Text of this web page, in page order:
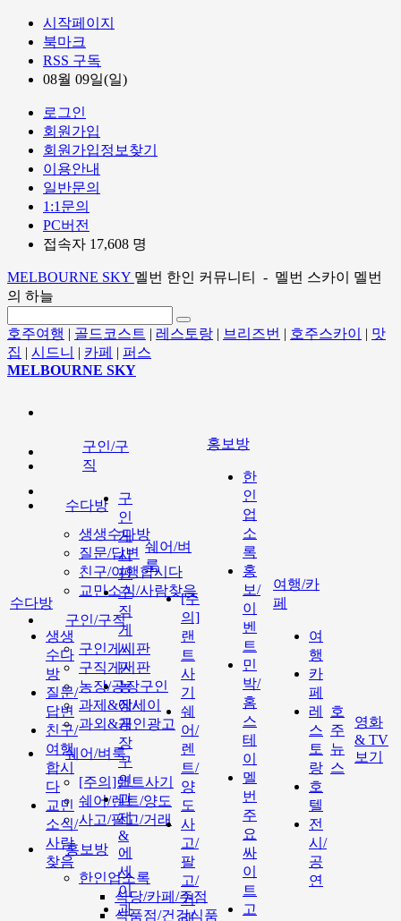
시작페이지
북마크
RSS 구독
08월 09일(일)
로그인
회원가입
회원가입정보찾기
이용안내
일반문의
1:1문의
PC버전
접속자 17,608 명
MELBOURNE SKY 멜번 한인 커뮤니티 - 멜번 스카이 멜번
의 하늘
호주여행 | 골드코스트 | 레스토랑 | 브리즈번 | 호주스카이 | 맛
집 | 시드니 | 카페 | 퍼스
MELBOURNE SKY
수다방
생생수다방
질문/답변
친구/여행합시다
교민소식/사람찾음
구인/구직
구인게시판
구직게시판
농장/공장구인
과제&에세이
과외&개인광고
쉐어/벼룩
[주의]랜트사기
쉐어/렌트/양도
사고/팔고/거래
홍보방
한인업소록
식당/카페/주점
식품점/건강식품
수다방
생생
수다
방
질문/
답변
친구/
여행
합시
다
교민
소식/
사람
찾음
구인/구
직
구
인
게
시
판
구
직
게
시
판
농
장/
공
장
구
인
과
제
&
에
세
이
과
쉐어/벼
룩
[주
의]
랜
트
사
기
쉐
어/
렌
트/
양
도
사
고/
팔
고/
거
래
홍보방
한
인
업
소
록
홍
보/
이
벤
트
민
박/
홈
스
테
이
멜
번
주
요
싸
이
트
고
여행/카
페
여
행
카
페
레
스
토
랑
호
텔
전
시/
공
연
호
주
뉴
스
영화
& TV
보기